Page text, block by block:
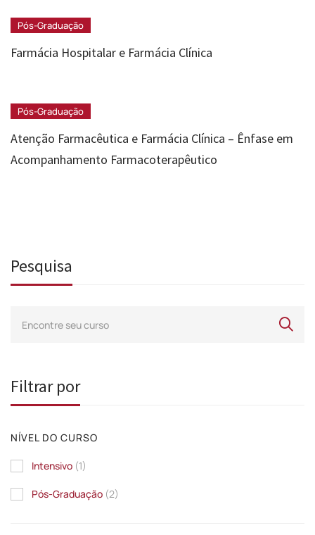
Pós-Graduação
Farmácia Hospitalar e Farmácia Clínica
Pós-Graduação
Atenção Farmacêutica e Farmácia Clínica – Ênfase em
Acompanhamento Farmacoterapêutico
Pesquisa
Filtrar por
NÍVEL DO CURSO
Intensivo (1)
Pós-Graduação (2)